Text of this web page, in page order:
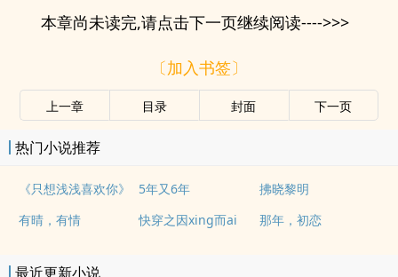
本章尚未读完,请点击下一页继续阅读---->>>
〔加入书签〕
上一章 目录 封面 下一页
热门小说推荐
《只想浅浅喜欢你》 5年又6年
拂晓黎明
有晴，有情
快穿之因xing而ai 那年，初恋
最近更新小说